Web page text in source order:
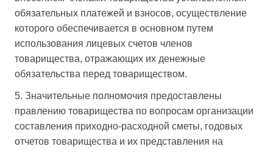
обязательных платежей и взносов, осуществление
которого обеспечивается в основном путем
использования лицевых счетов членов
товарищества, отражающих их денежные
обязательства перед товариществом.
5. Значительные полномочия предоставлены
правлению товарищества по вопросам организации
составления приходно-расходной сметы, годовых
отчетов товарищества и их представления на